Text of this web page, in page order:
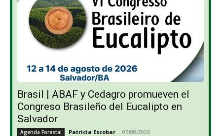
Brasil | ABAF y Cedagro promueven el
Congreso Brasileño del Eucalipto en
Salvador
Agenda Forestal Patricia Escobar - 05/08/2026